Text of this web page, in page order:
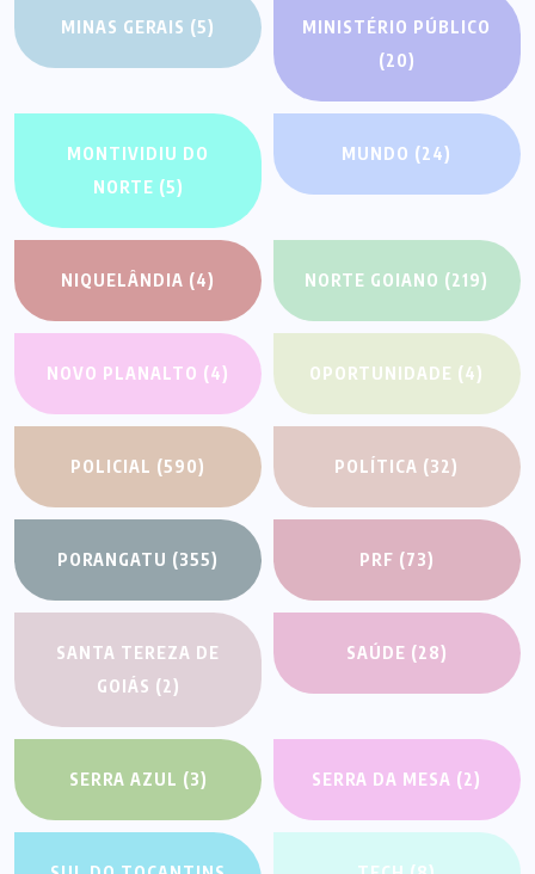
MINAS GERAIS (5)
MINISTÉRIO PÚBLICO
(20)
MONTIVIDIU DO
NORTE (5)
MUNDO (24)
NIQUELÂNDIA (4) NORTE GOIANO (219)
NOVO PLANALTO (4) OPORTUNIDADE (4)
POLICIAL (590) POLÍTICA (32)
PORANGATU (355) PRF (73)
SANTA TEREZA DE
GOIÁS (2)
SAÚDE (28)
SERRA AZUL (3) SERRA DA MESA (2)